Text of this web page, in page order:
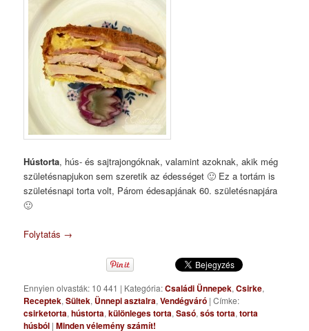
Hústorta, hús- és sajtrajongóknak, valamint azoknak, akik még
születésnapjukon sem szeretik az édességet 🙂 Ez a tortám is
születésnapi torta volt, Párom édesapjának 60. születésnapjára
🙂
Folytatás →
Ennyien olvasták: 10 441 | Kategória:Családi Ünnepek,Csirke,
Receptek,Sültek, Ünnepi asztalra,Vendégváró |Címke:
csirketorta,hústorta,különleges torta,Sasó,sós torta,torta
húsból |Minden vélemény számít!